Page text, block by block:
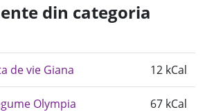
din categoria
de vie Giana 12 kCal
Olympia 67 kCal